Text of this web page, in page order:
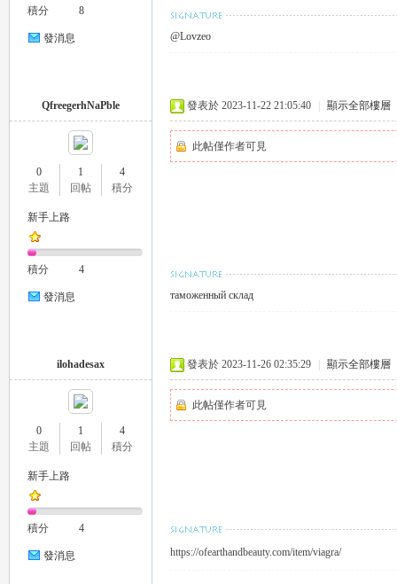
20
積分 8
發消息 @Lovzeo
QfreegerhNaPble
0
主題
1
回帖
4
積分
新手上路
積分 4
發消息
發表於 2023-11-22 21:05:40 顯示全部樓層
此帖僅作者可見
таможенный склад
ilohadesax
0
主題
1
回帖
4
積分
新手上路
積分 4
發消息
發表於 2023-11-26 02:35:29 顯示全部樓層
此帖僅作者可見
https://ofearthandbeauty.com/item/viagra/